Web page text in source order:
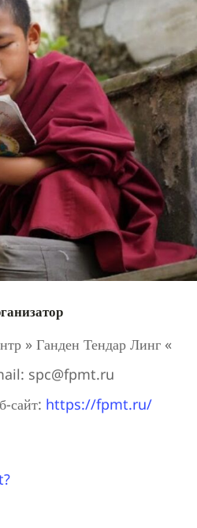
» Ганден Тендар Линг «
spc@fpmt.ru
сайт: https://fpmt.ru/